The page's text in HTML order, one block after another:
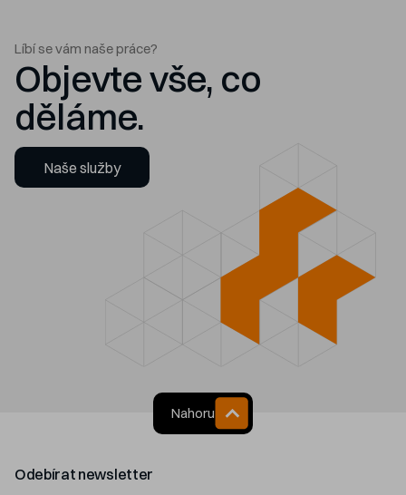
Líbí se vám naše práce?
Objevte vše, co
děláme.
Naše služby
Nahoru
Odebírat newsletter